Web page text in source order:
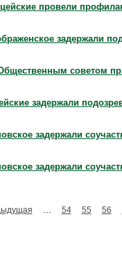
провели
задержали
советом
задержали
задержали
задержали
… 54 55 56